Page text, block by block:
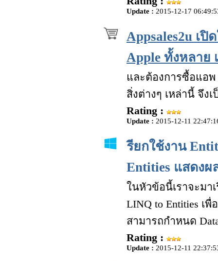
Update : 2015-12-17
Appsales2u เ
Apple ทั้งหลาย
และต้องการซื้อแอ
สิ่งต่างๆ เหล่านี้ จึง
Rating :
Update : 2015-12-11
รียกใช้งาน
Entities แสดงผ
ในหัวข้อนี้เราจะมา
LINQ to Entities เ
สามารถกำหนด
Rating :
Update : 2015-12-11